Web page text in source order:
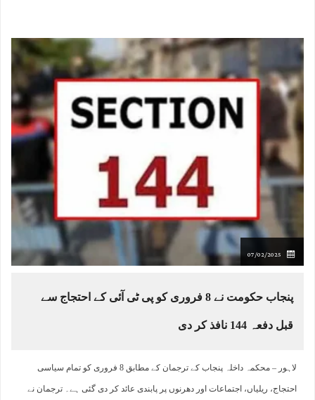
07/02/2025
پنجاب حکومت نے 8 فروری کو پی ٹی آئی کے احتجاج سے
قبل دفعہ 144 نافذ کر دی
لاہور – محکمہ داخلہ پنجاب کے ترجمان کے مطابق 8 فروری کو تمام سیاسی
احتجاج، ریلیاں، اجتماعات اور دھرنوں پر پابندی عائد کر دی گئی ہے۔ ترجمان نے